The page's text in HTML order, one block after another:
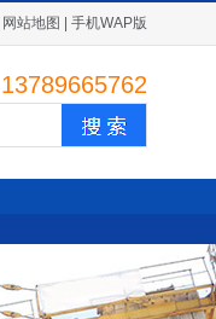
网站地图 手机WAP版
13789665762